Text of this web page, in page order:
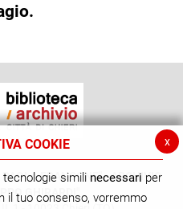
FRANCONE" - ARCHIVIO
GHIRARDI"
x
COOKIE
tecnologie simili necessari per
il tuo consenso, vorremmo